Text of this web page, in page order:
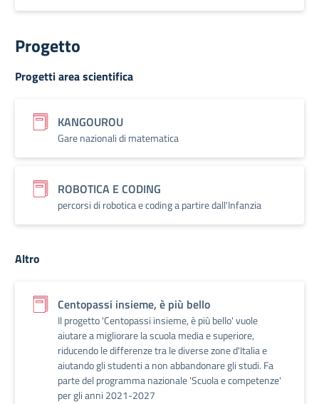
Progetto
Progetti area scientifica
KANGOUROU
Gare nazionali di matematica
ROBOTICA E CODING
percorsi di robotica e coding a partire dall'Infanzia
Altro
Centopassi insieme, è più bello
Il progetto 'Centopassi insieme, è più bello' vuole
aiutare a migliorare la scuola media e superiore,
riducendo le differenze tra le diverse zone d'Italia e
aiutando gli studenti a non abbandonare gli studi. Fa
parte del programma nazionale 'Scuola e competenze'
per gli anni 2021-2027